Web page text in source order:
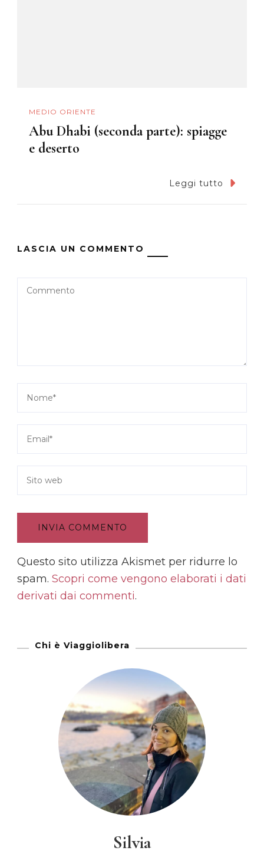
MEDIO ORIENTE
Abu Dhabi (seconda parte): spiagge
e deserto
Leggi tutto
LASCIA UN COMMENTO
Questo sito utilizza Akismet per ridurre lo
spam. Scopri come vengono elaborati i dati
derivati dai commenti.
Chi è Viaggiolibera
Silvia